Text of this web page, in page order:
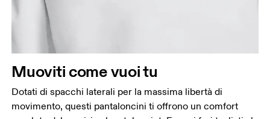
Muoviti come vuoi tu
Dotati di spacchi laterali per la massima libertà di
movimento, questi pantaloncini ti offrono un comfort